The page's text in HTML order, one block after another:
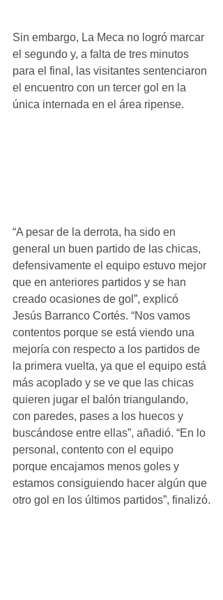
Sin embargo, La Meca no logró marcar
el segundo y, a falta de tres minutos
para el final, las visitantes sentenciaron
el encuentro con un tercer gol en la
única internada en el área ripense.
“A pesar de la derrota, ha sido en
general un buen partido de las chicas,
defensivamente el equipo estuvo mejor
que en anteriores partidos y se han
creado ocasiones de gol”, explicó
Jesús Barranco Cortés. “Nos vamos
contentos porque se está viendo una
mejoría con respecto a los partidos de
la primera vuelta, ya que el equipo está
más acoplado y se ve que las chicas
quieren jugar el balón triangulando,
con paredes, pases a los huecos y
buscándose entre ellas”, añadió. “En lo
personal, contento con el equipo
porque encajamos menos goles y
estamos consiguiendo hacer algún que
otro gol en los últimos partidos”, finalizó.